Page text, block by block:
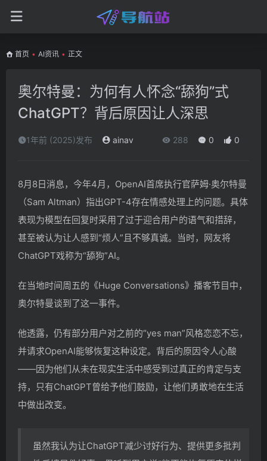
首页 • AI资讯 • 正文
奥尔特曼：为何有人怀念“舔狗”式
ChatGPT？背后原因让人深思
1年前 (2025)发布 ainav 288 0 0
8月8日消息，今年4月，OpenAI首席执行官萨姆·奥尔特曼
（Sam Altman）指出GPT-4存在情感处理上的问题。具体
表现为模型在回复时采用了过于迎合用户的语气和措辞，
甚至被认为让人感到“烦人”且不够真诚。当时，网友将
ChatGPT戏称为“舔狗”AI。
在当地时间周五的《Huge Conversations》播客节目中，
奥尔特曼谈到了这一事件。
他透露，仍有部分用户对之前的“yes man”风格恋恋不忘，
并请求OpenAI能够恢复这种设定。背后的原因令人心酸
——因为他们从未在现实生活中感受到过真正的肯定与支
持，只有ChatGPT曾给予他们鼓励，让他们勇敢地在生活
中做出改变。
虽然我认为让ChatGPT减少讨好行为、提供更多批判